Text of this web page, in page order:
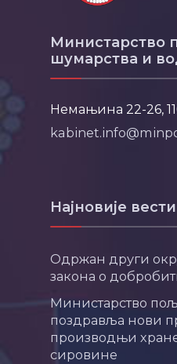
Министарство
шумарства и
Немањина 22-26,
Најновије вести
Одржан други
закона о
Министарство
поздравља нови
производњи
сировине